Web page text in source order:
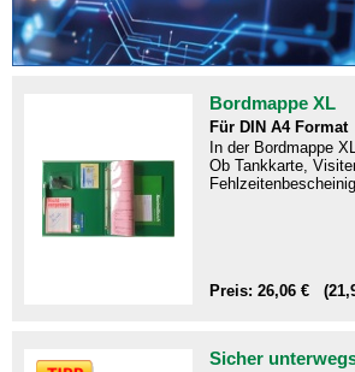
Bordmappe XL
Für DIN A4 Format
In der Bordmappe
Ob Tankkarte,
Preis: 26,06 €
Sicher